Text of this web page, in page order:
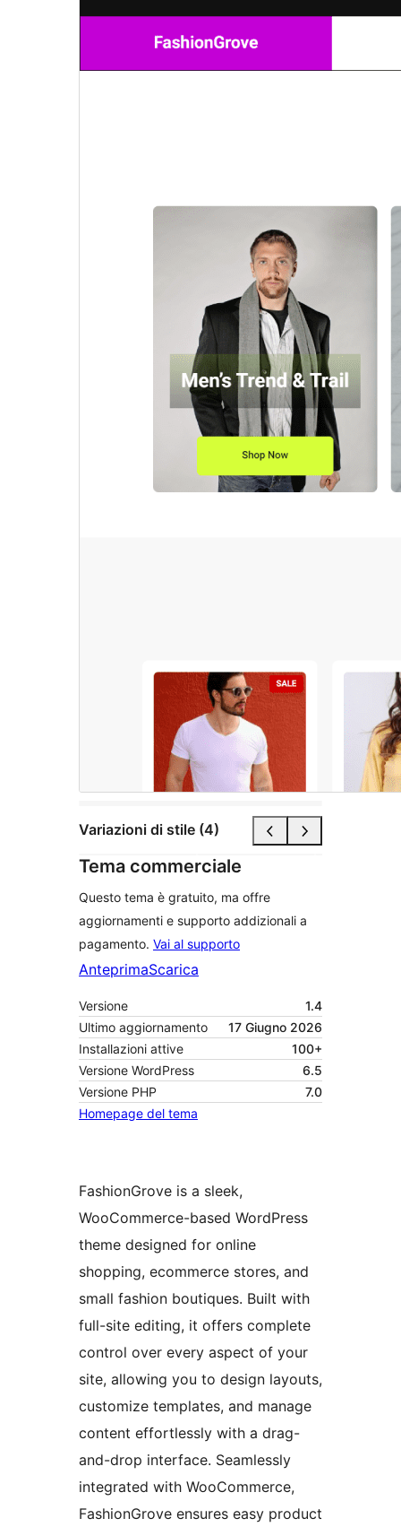
Variazioni di stile (4)
Tema commerciale
Questo tema è gratuito, ma offre
aggiornamenti e supporto addizionali a
pagamento. Vai al supporto
AnteprimaScarica
Versione
1.4
Ultimo aggiornamento
17 Giugno 2026
Installazioni attive
100+
Versione WordPress
6.5
Versione PHP
7.0
Homepage del tema
FashionGrove is a sleek,
WooCommerce-based WordPress
theme designed for online
shopping, ecommerce stores, and
small fashion boutiques. Built with
full-site editing, it offers complete
control over every aspect of your
site, allowing you to design layouts,
customize templates, and manage
content effortlessly with a drag-
and-drop interface. Seamlessly
integrated with WooCommerce,
FashionGrove ensures easy product